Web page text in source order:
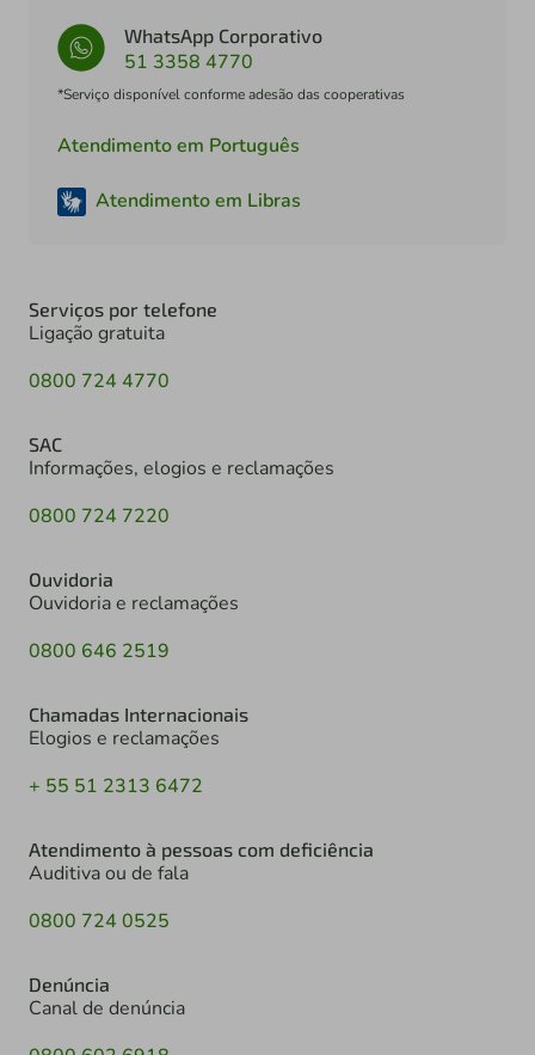
WhatsApp Corporativo
51 3358 4770
*Serviço disponível conforme adesão das cooperativas
Atendimento em Português
Atendimento em Libras
Serviços por telefone
Ligação gratuita
0800 724 4770
SAC
Informações, elogios e reclamações
0800 724 7220
Ouvidoria
Ouvidoria e reclamações
0800 646 2519
Chamadas Internacionais
Elogios e reclamações
+ 55 51 2313 6472
Atendimento à pessoas com deficiência
Auditiva ou de fala
0800 724 0525
Denúncia
Canal de denúncia